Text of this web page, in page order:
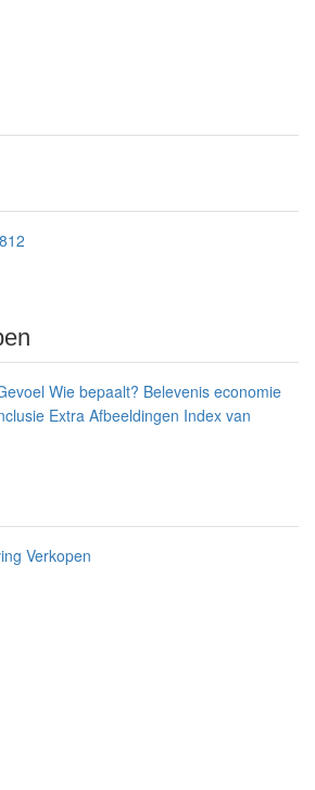
Wie bepaalt? Belevenis economie
Extra Afbeeldingen Index van
Verkopen